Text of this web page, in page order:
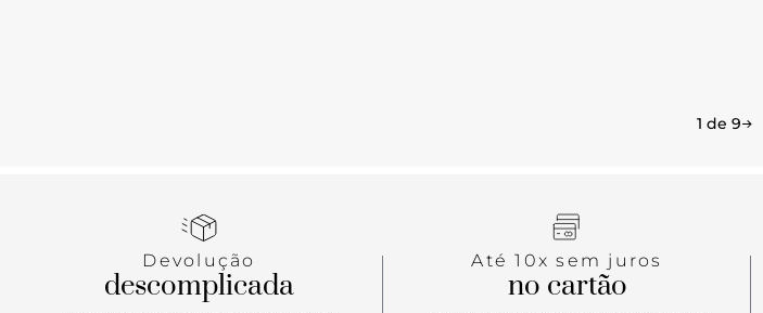
1 de 9
Devolução
descomplicada
Até 10x sem juros
no cartão